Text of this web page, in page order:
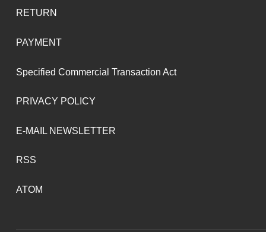
RETURN
PAYMENT
Specified Commercial Transaction Act
PRIVACY POLICY
E-MAIL NEWSLETTER
RSS
ATOM